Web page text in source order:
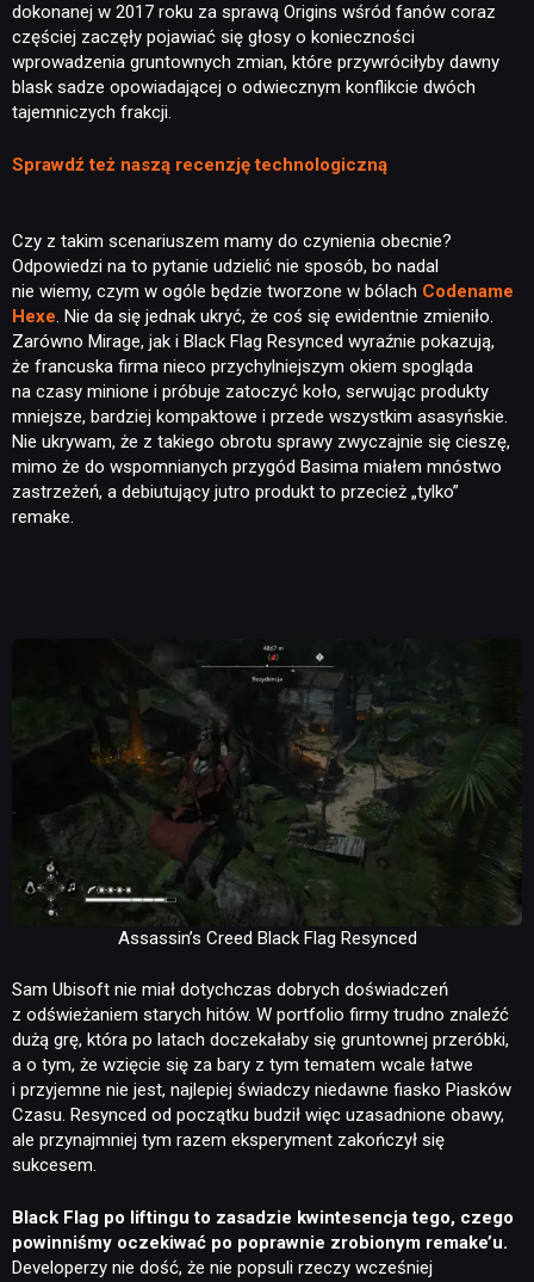
dokonanej w 2017 roku za sprawą Origins wśród fanów coraz
częściej zaczęły pojawiać się głosy o konieczności
wprowadzenia gruntownych zmian, które przywróciłyby dawny
blask sadze opowiadającej o odwiecznym konflikcie dwóch
tajemniczych frakcji.
Sprawdź też naszą recenzję technologiczną
Czy z takim scenariuszem mamy do czynienia obecnie?
Odpowiedzi na to pytanie udzielić nie sposób, bo nadal
nie wiemy, czym w ogóle będzie tworzone w bólach Codename
Hexe. Nie da się jednak ukryć, że coś się ewidentnie zmieniło.
Zarówno Mirage, jak i Black Flag Resynced wyraźnie pokazują,
że francuska firma nieco przychylniejszym okiem spogląda
na czasy minione i próbuje zatoczyć koło, serwując produkty
mniejsze, bardziej kompaktowe i przede wszystkim asasyńskie.
Nie ukrywam, że z takiego obrotu sprawy zwyczajnie się cieszę,
mimo że do wspomnianych przygód Basima miałem mnóstwo
zastrzeżeń, a debiutujący jutro produkt to przecież „tylko”
remake.
Assassin’s Creed Black Flag Resynced
Sam Ubisoft nie miał dotychczas dobrych doświadczeń
z odświeżaniem starych hitów. W portfolio firmy trudno znaleźć
dużą grę, która po latach doczekałaby się gruntownej przeróbki,
a o tym, że wzięcie się za bary z tym tematem wcale łatwe
i przyjemne nie jest, najlepiej świadczy niedawne fiasko Piasków
Czasu. Resynced od początku budził więc uzasadnione obawy,
ale przynajmniej tym razem eksperyment zakończył się
sukcesem.
Black Flag po liftingu to zasadzie kwintesencja tego, czego
powinniśmy oczekiwać po poprawnie zrobionym remake’u.
Developerzy nie dość, że nie popsuli rzeczy wcześniej